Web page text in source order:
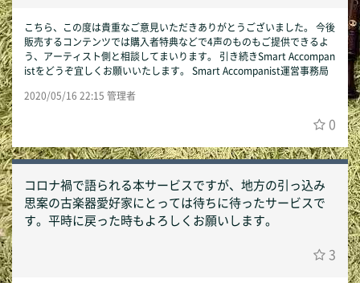
こちら、この度は貴重なご意見いただきありがとうございました。 今後
販売するコンテンツでは購入者特典などで4声のものもご提供できるよ
う、アーティスト側と相談してまいります。 引き続きSmart Accompan
istをどうぞ宜しくお願いいたします。 Smart Accompanist運営事務局
2020/05/16 22:15 管理者
0
コロナ禍で語られる本サービスですが、地方の引っ込み
思案の古楽器愛好家にとっては待ちに待ったサービスで
す。平時に戻った時もよろしくお願いします。
3